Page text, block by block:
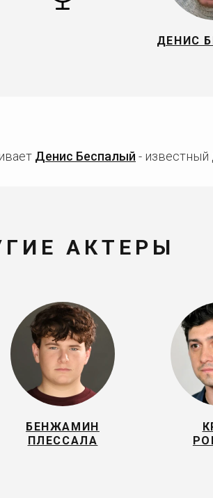
ДЕНИС
Денис Беспалый - известный
АКТЕРЫ
БЕНЖАМИН
ПЛЕССАЛА